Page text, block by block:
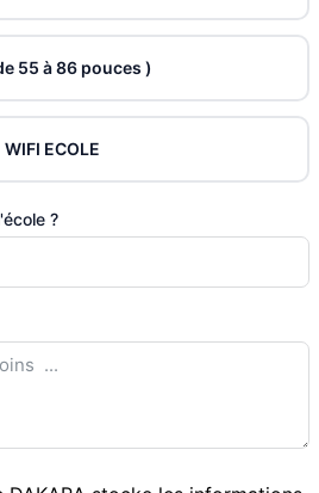
55 à 86 pouces )
WIFI ECOLE
?